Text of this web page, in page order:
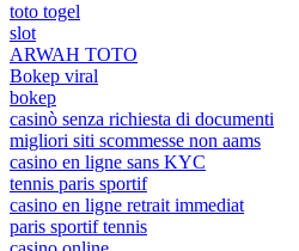
toto togel
slot
ARWAH TOTO
Bokep viral
bokep
casinò senza richiesta di documenti
migliori siti scommesse non aams
casino en ligne sans KYC
tennis paris sportif
casino en ligne retrait immediat
paris sportif tennis